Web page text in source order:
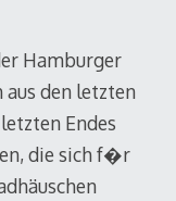
Hamburger
aus den letzten
Endes
die sich f�r